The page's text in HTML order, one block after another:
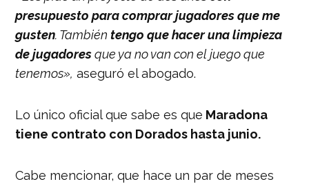
presupuesto para comprar jugadores que me
gusten. Tambiéntengo que hacer una limpieza
de jugadoresque ya no van con el juego que
tenemos», aseguró el abogado.
Lo único oficial que sabe es que Maradona
tiene contrato con Dorados hasta junio.
Cabe mencionar, que hace un par de meses